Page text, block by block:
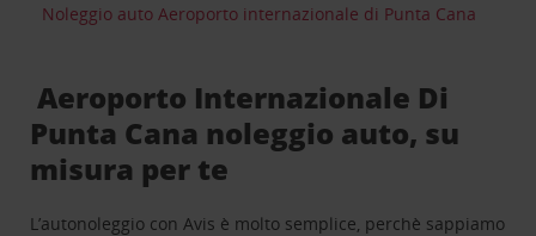
Noleggio auto Aeroporto internazionale di Punta Cana
Aeroporto Internazionale Di
Punta Cana noleggio auto, su
misura per te
L’autonoleggio con Avis è molto semplice, perchè sappiamo